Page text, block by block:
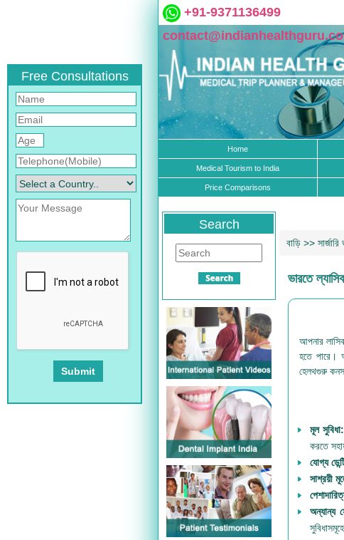
Free Consultations
+91-9371136499
Home
Medical Tourism to India
Price Comparisons
Search
বাড়ি >>
ভারতে ল্যাসিক
আপনার
হতে পারে।
হেলথগুরু
মূল
করতে
যোগ্য
সাশ্রয়ী
অন্যান্য